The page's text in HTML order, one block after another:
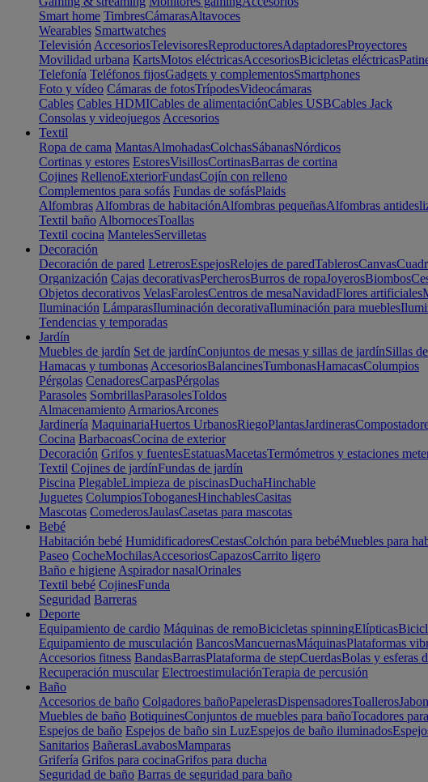
Smart home TimbresCámarasAltavoces
Wearables Smartwatches
Televisión AccesoriosTelevisoresReproductoresAdaptadoresProyectores
Movilidad urbana KartsMotos eléctricasAccesoriosBicicletas eléctricas
Telefonía Teléfonos fijosGadgets y complementosSmartphones
Foto y vídeo Cámaras de fotosTrípodesVideocámaras
Cables Cables HDMICables de alimentaciónCables USBCables Jack
Consolas y videojuegos Accesorios
Textil
Ropa de cama MantasAlmohadasColchasSábanasNórdicos
Cortinas y estores EstoresVisillosCortinasBarras de cortina
Cojines RellenoExteriorFundasCojín con relleno
Complementos para sofás Fundas de sofásPlaids
Alfombras Alfombras de habitaciónAlfombras pequeñasAlfombras
Textil baño AlbornocesToallas
Textil cocina MantelesServilletas
Decoración
Decoración de pared LetrerosEspejosRelojes de paredTablerosCanvas
Organización Cajas decorativasPercherosBurros de ropaJoyerosBiombos
Objetos decorativos VelasFarolesCentros de mesaNavidadFlores artificiales
Iluminación LámparasIluminación decorativaIluminación para muebles
Tendencias y temporadas
Jardín
Muebles de jardín Set de jardínConjuntos de mesas y sillas de jardínSillas
Hamacas y tumbonas AccesoriosBalancinesTumbonasHamacasColumpios
Pérgolas CenadoresCarpasPérgolas
Parasoles SombrillasParasolesToldos
Almacenamiento ArmariosArcones
Jardinería MaquinariaHuertos UrbanosRiegoPlantasJardineras
Cocina BarbacoasCocina de exterior
Decoración Grifos y fuentesEstatuasMacetasTermómetros y estaciones
Textil Cojines de jardínFundas de jardín
Piscina PlegableLimpieza de piscinasDuchaHinchable
Juguetes ColumpiosToboganesHinchablesCasitas
Mascotas ComederosJaulasCasetas para mascotas
Bebé
Habitación bebé HumidificadoresCestasColchón para bebéMuebles para
Paseo CocheMochilasAccesoriosCapazosCarrito ligero
Baño e higiene Aspirador nasalOrinales
Textil bebé CojinesFunda
Seguridad Barreras
Deporte
Equipamiento de cardio Máquinas de remoBicicletas spinningElípticas
Equipamiento de musculación BancosMancuernasMáquinasPlataformas
Accesorios fitness BandasBarrasPlataforma de stepCuerdasBolas y esferas
Recuperación muscular ElectroestimulaciónTerapia de percusión
Baño
Accesorios de baño Colgadores bañoPapelerasDispensadoresToalleros
Muebles de baño BotiquinesConjuntos de muebles para bañoTocadores
Espejos de baño Espejos de baño sin LuzEspejos de baño iluminados
Sanitarios BañerasLavabosMamparas
Grifería Grifos para cocinaGrifos para ducha
Seguridad de baño Barras de seguridad para baño